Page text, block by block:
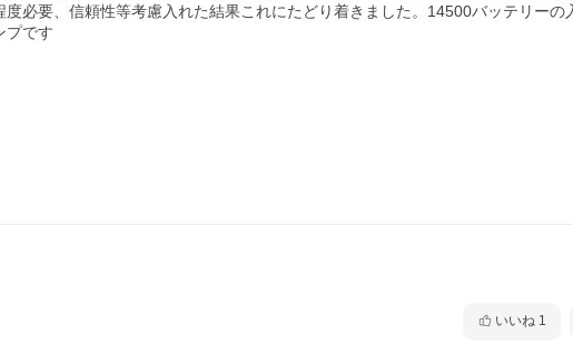
必要、信頼性等考慮入れた結果これにたどり着きました。14500バッテリーの
プです
いいね 1